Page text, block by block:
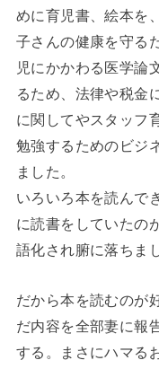
めに育児書、絵本を
子さんの健康を守る
児にかかわる医学論
るため、法律や税金
に関してやスタッフ
勉強するためのビジ
ました。
いろいろ本を読んで
に読書をしていたの
語化され腑に落ちま
だから本を読むのが
だ内容を全部妻に報
する。まさにハマる